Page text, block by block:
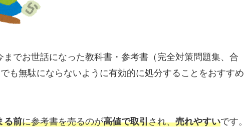
でお世話になった教科書・参考書（完全対策問題集、合
も無駄にならないように有効的に処分することをおすすめ
る前に参考書を売るのが高値で取引され、売れやすいです。